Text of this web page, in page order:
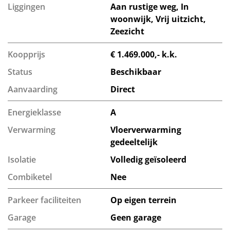
Liggingen
Aan rustige weg, In
woonwijk, Vrij uitzicht,
Zeezicht
Koopprijs
€ 1.469.000,- k.k.
Status
Beschikbaar
Aanvaarding
Direct
Energieklasse
A
Verwarming
Vloerverwarming
gedeeltelijk
Isolatie
Volledig geïsoleerd
Combiketel
Nee
Parkeer faciliteiten
Op eigen terrein
Garage
Geen garage